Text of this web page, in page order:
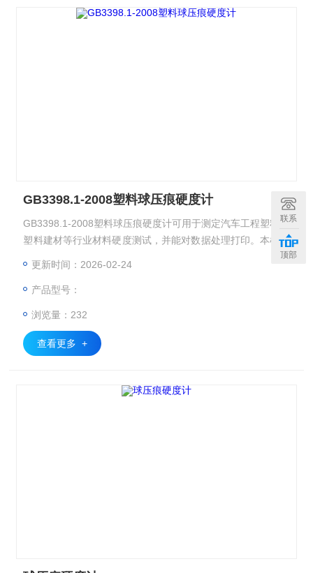
GB3398.1-2008塑料球压痕硬度计
GB3398.1-2008塑料球压痕硬度计可用于测定汽车工程塑料、
塑料建材等行业材料硬度测试，并能对数据处理打印。本机采
更新时间：2026-02-24
产品型号：
浏览量：232
查看更多 +
联系
顶部